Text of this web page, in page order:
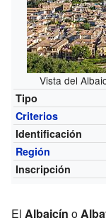
Vista del
Tipo
Criterios
Identificación
Región
Inscripción
El Albaicín o